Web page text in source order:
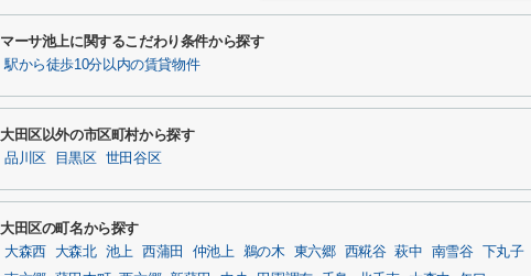
マーサ池上に関するこだわり条件から探す
駅から徒歩10分以内の賃貸物件
大田区以外の市区町村から探す
品川区 目黒区 世田谷区
大田区の町名から探す
大森西 大森北 池上 西蒲田 仲池上 鵜の木 東六郷 西糀谷 萩中 南雪谷 下丸子